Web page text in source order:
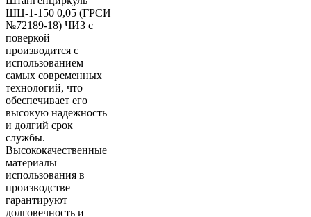
ШЦ-1-150 0,05 (ГРСИ
№72189-18) ЧИЗ с
поверкой
производится с
использованием
самых современных
технологий, что
обеспечивает его
высокую надежность
и долгий срок
службы.
Высококачественные
материалы
использования в
производстве
гарантируют
долговечность и